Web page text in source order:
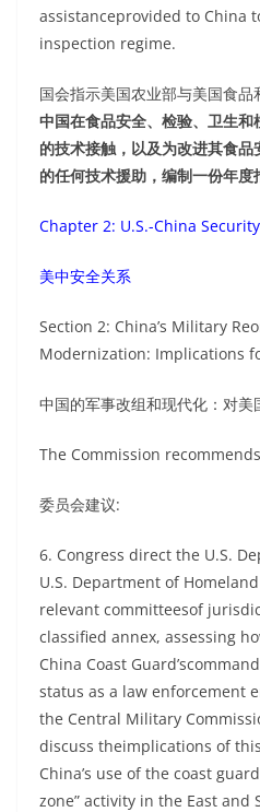
assistanceprovided to China
inspection regime.
国会指示美国农业部与美国食
中国在食品安全、检验、卫生
的技术接触，以及为改进其食
的任何技术援助，编制一份年度
Chapter 2: U.S.-China
美中安全关系
Section 2: China’s Military
Modernization: Implications
中国的军事改组和现代化：对美
The Commission
委员会建议:
6. Congress direct the U.S.
U.S. Department of
relevant committeesof
classified annex, assessing
China Coast
status as a law enforcement
the Central Military
discuss theimplications of
China’s use of the coast
zone” activity in the East and